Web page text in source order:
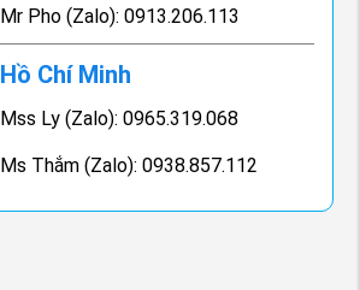
Mr Pho (Zalo): 0913.206.113
Hồ Chí Minh
Mss Ly (Zalo): 0965.319.068
Ms Thắm (Zalo): 0938.857.112